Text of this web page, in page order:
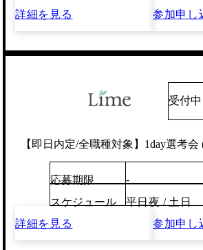
詳細を見る
参加申し
受付中
【即日内定/全職種対象】1day選考
応募期限
-
スケジュール
平日夜 / 土日
詳細を見る
参加申し